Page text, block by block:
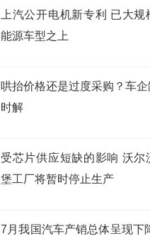
上汽公开电机新专利 已大
能源车型之上
哄抬价格还是过度采购？车
时解
受芯片供应短缺的影响 沃尔
堡工厂将暂时停止生产
7月我国汽车产销总体呈现下